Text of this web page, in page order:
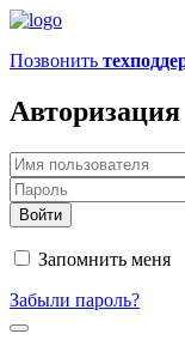
Позвонить
Авторизация
Запомнить меня
Забыли пароль?